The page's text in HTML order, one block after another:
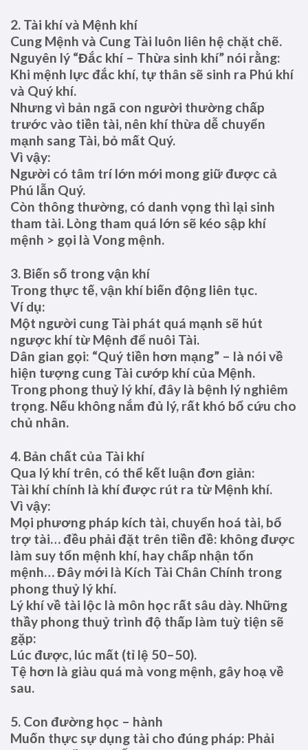
2. Tài khí và Mệnh khí
Cung Mệnh và Cung Tài luôn liên hệ chặt chẽ.
Nguyên lý “Đắc khí – Thừa sinh khí” nói rằng:
Khi mệnh lực đắc khí, tự thân sẽ sinh ra Phú khí
và Quý khí.
Nhưng vì bản ngã con người thường chấp
trước vào tiền tài, nên khí thừa dễ chuyển
mạnh sang Tài, bỏ mất Quý.
Vì vậy:
Người có tâm trí lớn mới mong giữ được cả
Phú lẫn Quý.
Còn thông thường, có danh vọng thì lại sinh
tham tài. Lòng tham quá lớn sẽ kéo sập khí
mệnh > gọi là Vong mệnh.
3. Biến số trong vận khí
Trong thực tế, vận khí biến động liên tục.
Ví dụ:
Một người cung Tài phát quá mạnh sẽ hút
ngược khí từ Mệnh để nuôi Tài.
Dân gian gọi: “Quý tiền hơn mạng” – là nói về
hiện tượng cung Tài cướp khí của Mệnh.
Trong phong thuỷ lý khí, đây là bệnh lý nghiêm
trọng. Nếu không nắm đủ lý, rất khó bổ cứu cho
chủ nhân.
4. Bản chất của Tài khí
Qua lý khí trên, có thể kết luận đơn giản:
Tài khí chính là khí được rút ra từ Mệnh khí.
Vì vậy:
Mọi phương pháp kích tài, chuyển hoá tài, bổ
trợ tài… đều phải đặt trên tiền đề: không được
làm suy tổn mệnh khí, hay chấp nhận tổn
mệnh… Đây mới là Kích Tài Chân Chính trong
phong thuỷ lý khí.
Lý khí về tài lộc là môn học rất sâu dày. Những
thầy phong thuỷ trình độ thấp làm tuỳ tiện sẽ
gặp:
Lúc được, lúc mất (tỉ lệ 50–50).
Tệ hơn là giàu quá mà vong mệnh, gây hoạ về
sau.
5. Con đường học – hành
Muốn thực sự dụng tài cho đúng pháp: Phải